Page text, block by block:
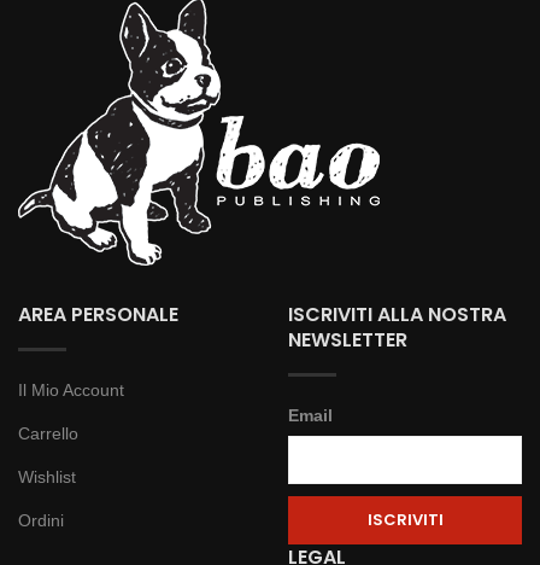
AREA PERSONALE
Il Mio Account
Carrello
Wishlist
Ordini
ISCRIVITI ALLA NOSTRA
NEWSLETTER
Email
LEGAL